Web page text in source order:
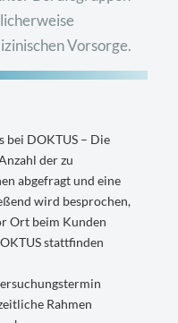
Vorsorge.
bei DOKTUS – Die
der zu
abgefragt und eine
wird besprochen,
Ort beim Kunden
stattfinden
Rahmen